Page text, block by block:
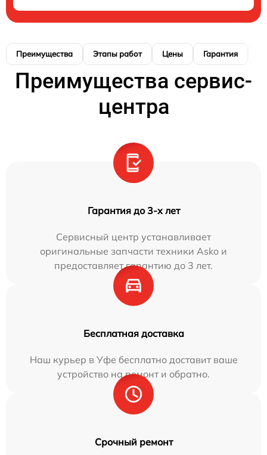
Преимущества Этапы работ Цены Гарантия
Преимущества сервис-
центра
Гарантия до 3-х лет
Сервисный центр устанавливает
оригинальные запчасти техники Asko и
предоставляет гарантию до 3 лет.
Бесплатная доставка
Наш курьер в Уфе бесплатно доставит ваше
устройство на ремонт и обратно.
Срочный ремонт